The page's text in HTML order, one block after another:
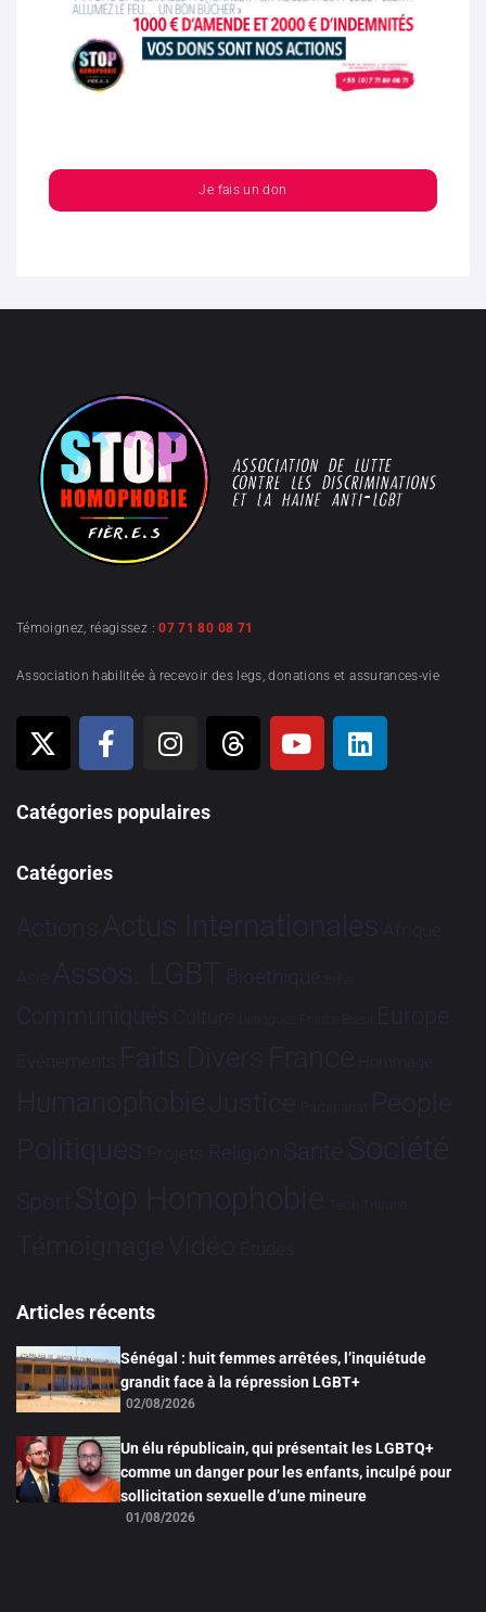
Je fais un don
Témoignez, réagissez :07 71 80 08 71
Association habilitée à recevoir des legs, donations et assurances-vie
Catégories populaires
Catégories
Actions Actus Internationales Afrique
Asie Assos. LGBT Bioéthique Brève
Communiqués Culture Dialogues France-Brésil Europe
Evénements Faits Divers France Hommage
HumanophobieJustice Partenariat People
Politiques Projets Religion Santé Société
Sport Stop Homophobie Tech Tribune
TémoignageVidéo Études
Articles récents
Sénégal : huit femmes arrêtées, l’inquiétude
grandit face à la répression LGBT+
02/08/2026
Un élu républicain, qui présentait les LGBTQ+
comme un danger pour les enfants, inculpé pour
sollicitation sexuelle d’une mineure
01/08/2026